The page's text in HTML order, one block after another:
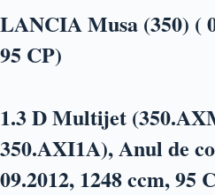
LANCIA Musa (350) (
95 CP)
1.3 D Multijet
350.AXI1A), Anul de
09.2012, 1248 ccm, 95